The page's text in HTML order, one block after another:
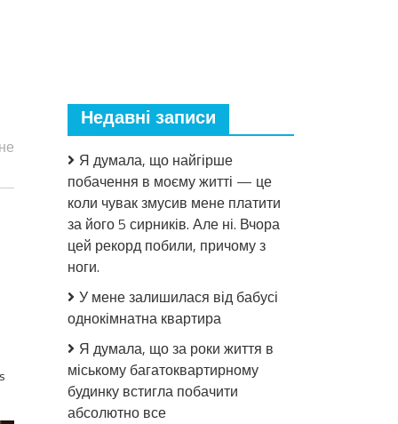
Недавні записи
Я думала, що найгірше
побачення в моєму житті — це
коли чувак змусив мене платити
за його 5 сирників. Але ні. Вчора
цей рекорд побили, причому з
ноги.
У мене залишилася від бабусі
однокімнатна квартира
Я думала, що за роки життя в
міському багатоквартирному
будинку встигла побачити
абсолютно все